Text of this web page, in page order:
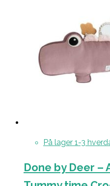
På lager 1-3
Done by Deer